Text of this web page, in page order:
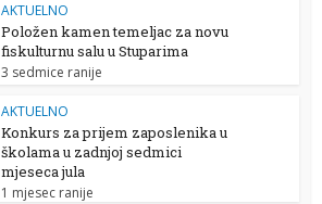
AKTUELNO
Položen kamen temeljac za novu
fiskulturnu salu u Stuparima
3 sedmice ranije
AKTUELNO
Konkurs za prijem zaposlenika u
školama u zadnjoj sedmici
mjeseca jula
1 mjesec ranije